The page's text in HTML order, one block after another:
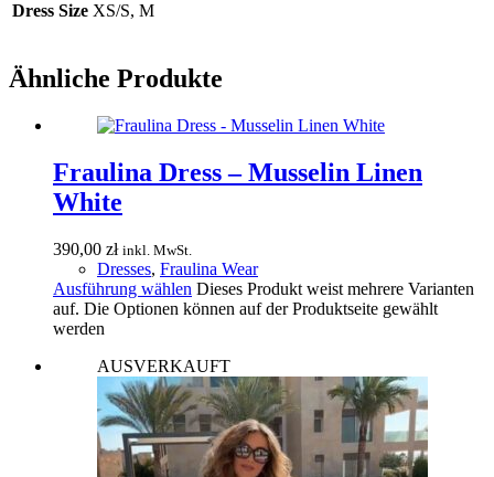
Dress Size XS/S, M
Ähnliche Produkte
Fraulina Dress – Musselin Linen
White
390,00 zł inkl. MwSt.
Dresses, Fraulina Wear
Ausführung wählen Dieses Produkt weist mehrere Varianten
auf. Die Optionen können auf der Produktseite gewählt
werden
AUSVERKAUFT